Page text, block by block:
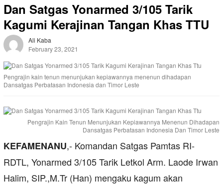
Dan Satgas Yonarmed 3/105 Tarik
Kagumi Kerajinan Tangan Khas TTU
Ali Kaba
February 23, 2021
Pengrajin kain tenun menunjukan kepiawannya menenun dihadapan
Dansatgas Perbatasan Indonesia dan Timor Leste
Pengrajin Kain Tenun Menunjukan Kepiawannya Menenun Dihadapan
Dansatgas Perbatasan Indonesia Dan Timor Leste
KEFAMENANU,- Komandan Satgas Pamtas RI-
RDTL, Yonarmed 3/105 Tarik Letkol Arm. Laode Irwan
Halim, SIP.,M.Tr (Han) mengaku kagum akan